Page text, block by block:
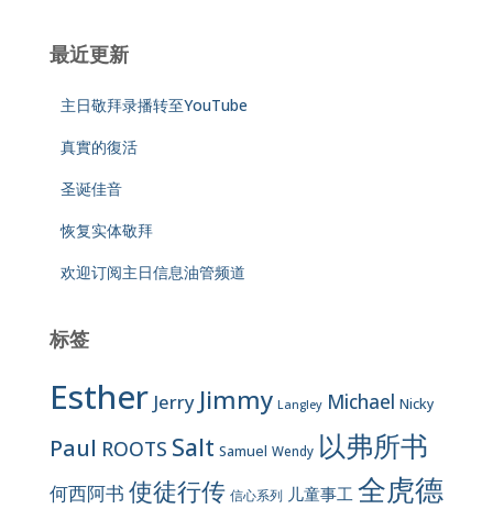
最近更新
主日敬拜录播转至YouTube
真實的復活
圣诞佳音
恢复实体敬拜
欢迎订阅主日信息油管频道
标签
Esther Jerry Jimmy Langley Michael Nicky
Paul ROOTS Salt Samuel Wendy 以弗所书
何西阿书 使徒行传 信心系列 儿童事工 全虎德